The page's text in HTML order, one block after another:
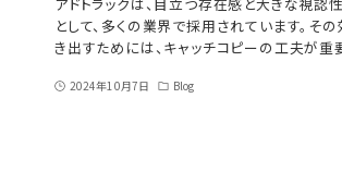
として、多くの業界で採用されています。そ
き出すためには、キャッチコピーの工夫が
2024年10月7日 Blog